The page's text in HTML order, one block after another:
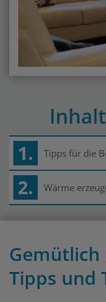
1. Tipps für die
2. Wärme
Gemütlich
Tipps und